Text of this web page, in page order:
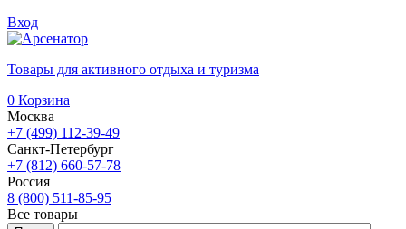
Вход
Товары для активного отдыха и туризма
0 Корзина
Москва
+7 (499) 112-39-49
Санкт-Петербург
+7 (812) 660-57-78
Россия
8 (800) 511-85-95
Все товары